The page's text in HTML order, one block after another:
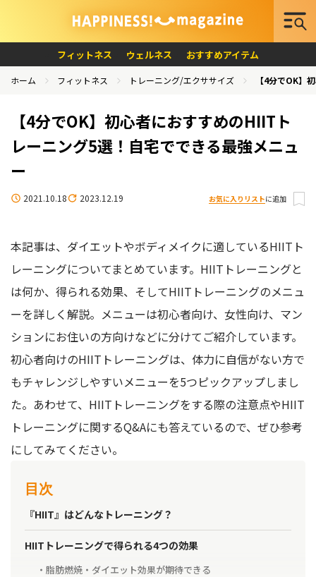
フィットネス ウェルネス おすすめアイテム
ホーム フィットネス トレーニング/エクササイズ 【4分でOK】
【4分でOK】初心者におすすめのHIITト
レーニング5選！自宅でできる最強メニュ
ー
2021.10.18 2023.12.19 お気に入りリストに追加
本記事は、ダイエットやボディメイクに適しているHIITト
レーニングについてまとめています。HIITトレーニングと
は何か、得られる効果、そしてHIITトレーニングのメニュ
ーを詳しく解説。メニューは初心者向け、女性向け、マン
ションにお住いの方向けなどに分けてご紹介しています。
初心者向けのHIITトレーニングは、体力に自信がない方で
もチャレンジしやすいメニューを5つピックアップしまし
た。あわせて、HIITトレーニングをする際の注意点やHIIT
トレーニングに関するQ&Aにも答えているので、ぜひ参考
にしてみてください。
目次
『HIIT』はどんなトレーニング？
HIITトレーニングで得られる4つの効果
脂肪燃焼・ダイエット効果が期待できる